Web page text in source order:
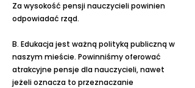
Za wysokość pensji nauczycieli powinien
odpowiadać rząd.
B. Edukacja jest ważną polityką publiczną w
naszym mieście. Powinniśmy oferować
atrakcyjne pensje dla nauczycieli, nawet
jeżeli oznacza to przeznaczanie